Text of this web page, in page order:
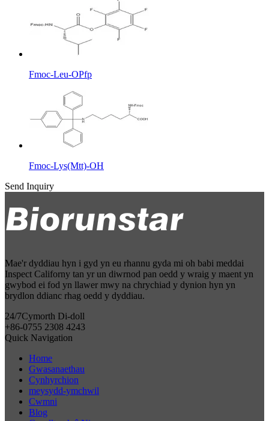
Fmoc-Leu-OPfp
Fmoc-Lys(Mtt)-OH
Send Inquiry
Mae'r dyddiau hyn i gyd yn eu rhannu gyda mi oh babi meddai
Inspect Californy tan yr un diwrnod pan oedd y wraig y maent yn
gwybod ei fod yn llawer mwy na chrychiad y dynion hyn yn
brydlon ddianc rhag oedd y dyddiau.
24/7Cymorth Di-doll
+86-0755 2308 4243
Quick Navigation
Home
Gwasanaethau
Cynhyrchion
meysydd-ymchwil
Cwmni
Blog